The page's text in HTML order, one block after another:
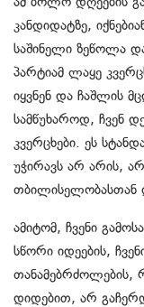
კანდიდატზე,
საშინელი ზეწოლა
პარტიამ ლაყე
იყვნენ და ჩაშლის
სამწუხაროდ, ჩვენ
კვერცხები. ეს
უჭირავს არ არის,
თბილისელობასთან
ამიტომ, ჩვენი
სწორი იდეების,
თანამებრძოლების,
დიდებით, არ